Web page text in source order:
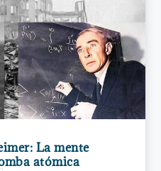
La mente
atómica